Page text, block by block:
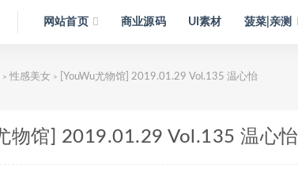
网站首页 商业源码 UI素材 菠菜|亲测
> 性感美女 > [YouWu尤物馆] 2019.01.29 Vol.135 温心怡
物馆] 2019.01.29 Vol.135 温心怡